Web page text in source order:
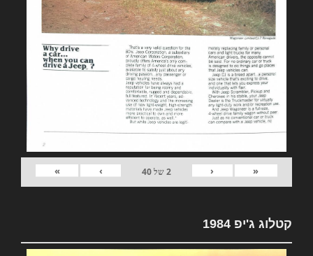
«
‹
2של40
›
»
קטלוג ג'יפ 1984